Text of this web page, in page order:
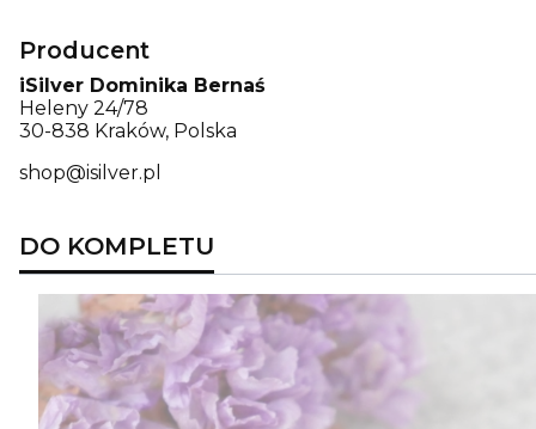
Producent
iSilver Dominika Bernaś
Heleny 24/78
30-838 Kraków, Polska
shop@isilver.pl
DO KOMPLETU